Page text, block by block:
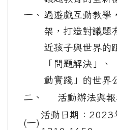
一、 過遊戲互動教學
架，打造對議題
近孩子與世界的
「問題解決」
動實踐」的世界
二、
活動辦法與
(一)
活動日期：2023